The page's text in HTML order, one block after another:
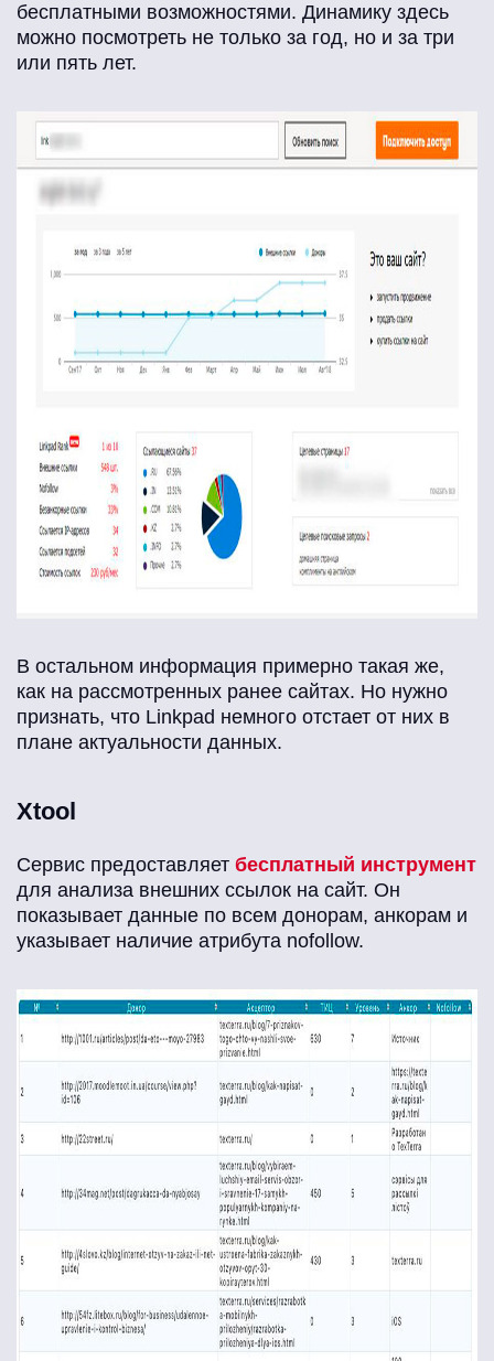
бесплатными возможностями. Динамику здесь
можно посмотреть не только за год, но и за три
или пять лет.
В остальном информация примерно такая же,
как на рассмотренных ранее сайтах. Но нужно
признать, что Linkpad немного отстает от них в
плане актуальности данных.
Xtool
Сервис предоставляет бесплатный инструмент
для анализа внешних ссылок на сайт. Он
показывает данные по всем донорам, анкорам и
указывает наличие атрибута nofollow.